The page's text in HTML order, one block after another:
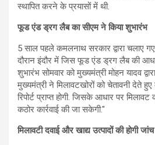
स्थापित करने के प्रयासों में थी.
फूड एंड ड्रग लैब का सीएम ने किया शुभारंभ
5 साल पहले कमलनाथ सरकार द्वारा चलाए
दौरान इंदौर में जिस फूड एंड ड्रग लैब की
शुभारंभ सोमवार को मुख्यमंत्री मोहन यादव
मुख्यमंत्री ने मिलावटखोरों को चेतावनी देते
रिपोर्ट प्राप्त होगी. जिसके आधार पर
कठोर कार्रवाई की जा सकेगी."
मिलावटी दवाई और खाद्य उत्पादों की होगी जांच